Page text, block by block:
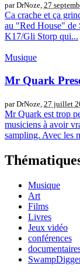
par DrNoze, 27
Ca crache et ça
au "Red House" de
K17/Gli Storp qui...
Musique
Mr Quark
par DrNoze, 27 juillet
Mr Quark est trop
musiciens à avoir
sampling. Avec les
Musique
Art
Films
Livres
Jeux vidéo
conférences